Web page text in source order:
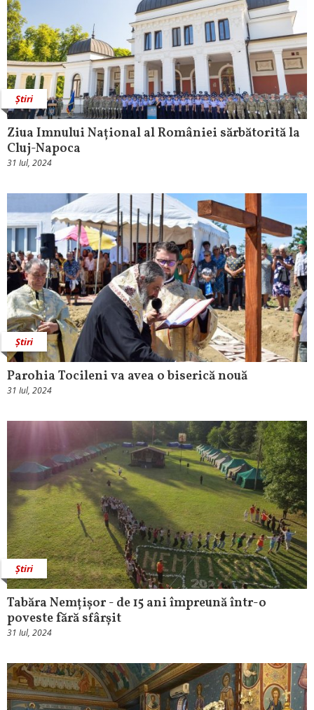
Știri
Ziua Imnului Național al României sărbătorită la
Cluj-Napoca
31 Iul, 2024
Știri
Parohia Tocileni va avea o biserică nouă
31 Iul, 2024
Știri
Tabăra Nemțișor - de 15 ani împreună într-o
poveste fără sfârșit
31 Iul, 2024